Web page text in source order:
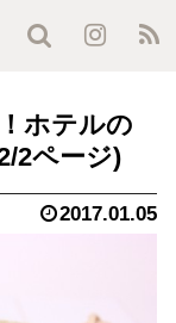
ホテルの
2ページ)
2017.01.05